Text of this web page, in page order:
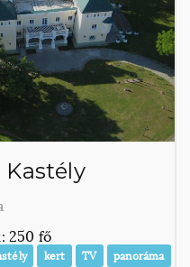
Kastély
250 fő
kert TV panoráma